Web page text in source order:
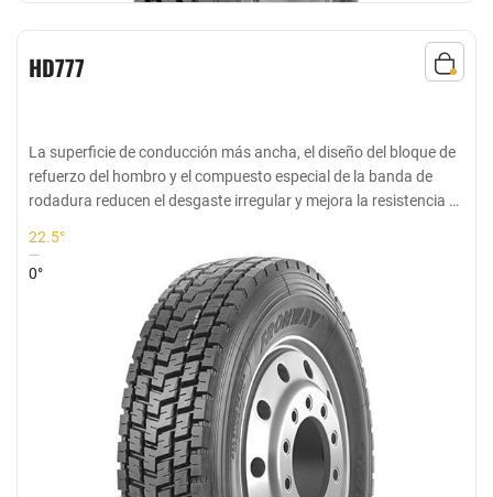
HD777
La superficie de conducción más ancha, el diseño del bloque de
refuerzo del hombro y el compuesto especial de la banda de
rodadura reducen el desgaste irregular y mejora la resistencia al
22.5°
0°